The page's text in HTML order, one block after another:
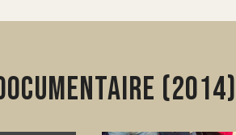
(2014)